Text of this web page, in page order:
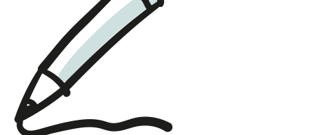
Examples of creative workshops up to €37: